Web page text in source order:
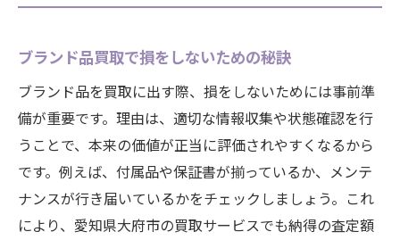
ブランド品買取で損をしないための秘訣
ブランド品を買取に出す際、損をしないためには事前準
備が重要です。理由は、適切な情報収集や状態確認を行
うことで、本来の価値が正当に評価されやすくなるから
です。例えば、付属品や保証書が揃っているか、メンテ
ナンスが行き届いているかをチェックしましょう。これ
により、愛知県大府市の買取サービスでも納得の査定額